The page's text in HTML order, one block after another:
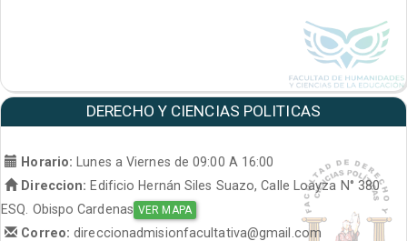
DERECHO Y CIENCIAS POLITICAS
Horario:
Lunes a Viernes de 09:00 A 16:00
Direccion: Edificio Hernán Siles Suazo, Calle Loayza N° 380
ESQ. Obispo Cardenas VER MAPA
Correo:direccionadmisionfacultativa@gmail.com